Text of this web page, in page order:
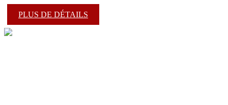
PLUS DE DÉTAILS